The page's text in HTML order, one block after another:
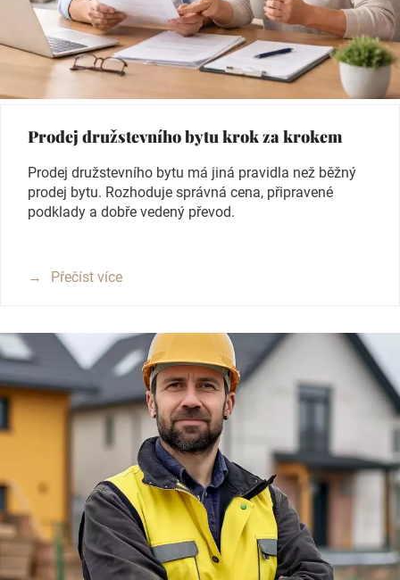
Prodej družstevního bytu krok za krokem
Prodej družstevního bytu má jiná pravidla než běžný
prodej bytu. Rozhoduje správná cena, připravené
podklady a dobře vedený převod.
Přečíst více